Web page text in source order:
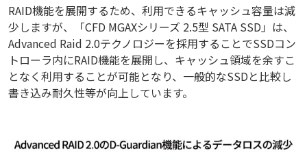
RAID機能を展開するため、利用できるキャッシュ容量は減
少しますが、「CFD MGAXシリーズ 2.5型 SATA SSD」は、
Advanced Raid 2.0テクノロジーを採用することでSSDコン
トローラ内にRAID機能を展開し、キャッシュ領域を余すこ
となく利用することが可能となり、一般的なSSDと比較し
書き込み耐久性等が向上しています。